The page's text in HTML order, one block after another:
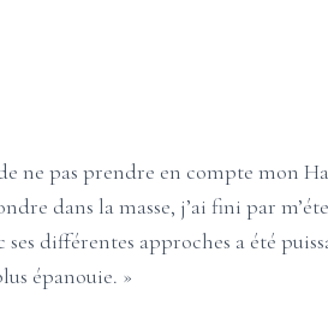
ne pas prendre en compte mon
dans la masse, j’ai fini par
différentes approches a été
épanouie. »